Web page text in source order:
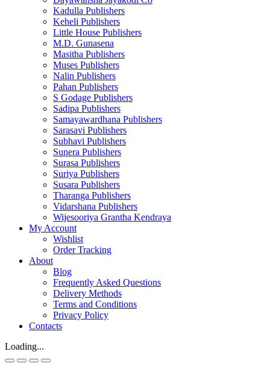
Kadulla Publishers
Keheli Publishers
Little House Publishers
M.D. Gunasena
Masitha Publishers
Muses Publishers
Nalin Publishers
Pahan Publishers
S Godage Publishers
Sadipa Publishers
Samayawardhana Publishers
Sarasavi Publishers
Subhavi Publishers
Sunera Publishers
Surasa Publishers
Suriya Publishers
Susara Publishers
Tharanga Publishers
Vidarshana Publishers
Wijesooriya Grantha Kendraya
My Account
Wishlist
Order Tracking
About
Blog
Frequently Asked Questions
Delivery Methods
Terms and Conditions
Privacy Policy
Contacts
Loading...